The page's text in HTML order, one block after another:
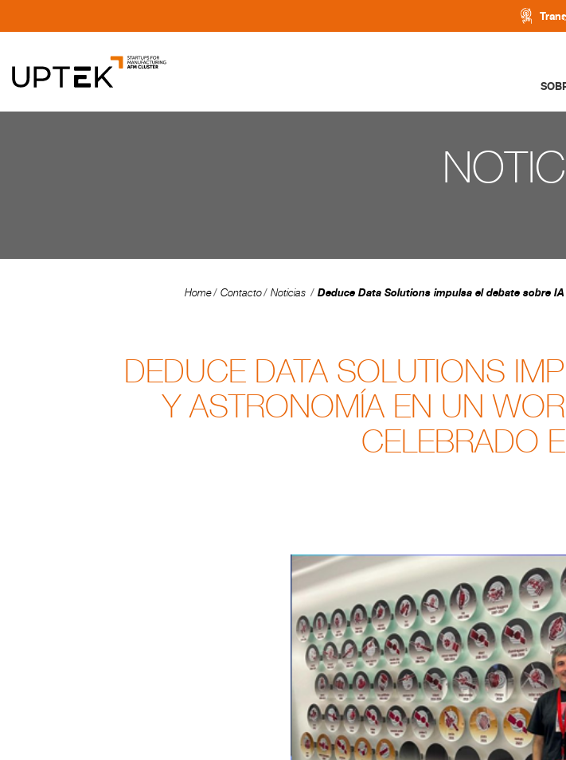
Home Contacto Noticias Deduce Data Solutions impulsa el debate sobre
DEDUCE DATA SOLUTIONS
Y ASTRONOMÍA EN UN
CELEBRADO